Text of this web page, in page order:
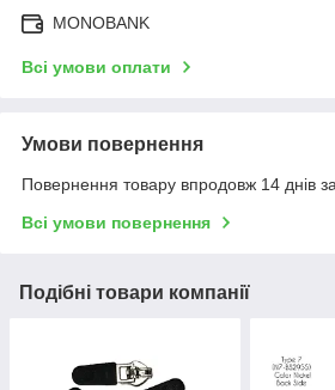
MONOBANK
Всі умови оплати
Умови повернення
Повернення товару впродовж 14 днів
Всі умови повернення
Подібні товари компанії